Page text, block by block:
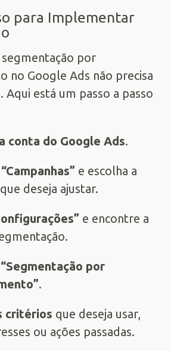
para Implementar
por
no Google Ads não precisa
Aqui está um passo a passo
conta do Google Ads.
e escolha a
deseja ajustar.
e encontre a
por
.
critérios que deseja usar,
ou ações passadas.